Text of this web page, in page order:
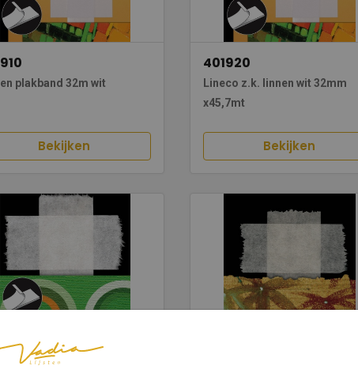
plakband 32m wit
Bekijken
401920
Lineco z.k. linnen wit 32mm
x45,7mt
Bekijken
papieren plakband 22mm